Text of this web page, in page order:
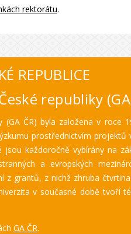
rektorátu.
REPUBLICE
republiky (GA
(GA ČR) byla založena v roce
prostřednictvím
každoročně vybírány na
a evropských
z grantů, z nichž zhruba
v současné době tvoří
GA ČR.